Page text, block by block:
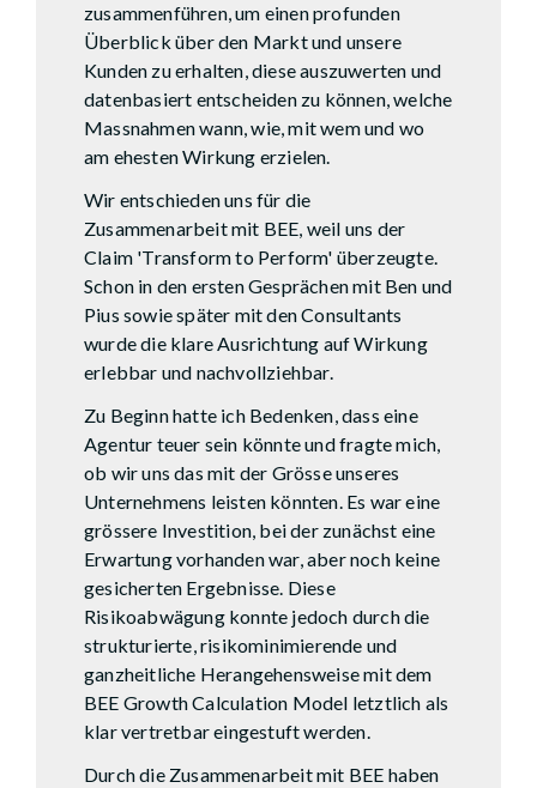
zusammenführen, um einen profunden
Überblick über den Markt und unsere
Kunden zu erhalten, diese auszuwerten und
datenbasiert entscheiden zu können, welche
Massnahmen wann, wie, mit wem und wo
am ehesten Wirkung erzielen.
Wir entschieden uns für die
Zusammenarbeit mit BEE, weil uns der
Claim 'Transform to Perform' überzeugte.
Schon in den ersten Gesprächen mit Ben und
Pius sowie später mit den Consultants
wurde die klare Ausrichtung auf Wirkung
erlebbar und nachvollziehbar.
Zu Beginn hatte ich Bedenken, dass eine
Agentur teuer sein könnte und fragte mich,
ob wir uns das mit der Grösse unseres
Unternehmens leisten könnten. Es war eine
grössere Investition, bei der zunächst eine
Erwartung vorhanden war, aber noch keine
gesicherten Ergebnisse. Diese
Risikoabwägung konnte jedoch durch die
strukturierte, risikominimierende und
ganzheitliche Herangehensweise mit dem
BEE Growth Calculation Model letztlich als
klar vertretbar eingestuft werden.
Durch die Zusammenarbeit mit BEE haben